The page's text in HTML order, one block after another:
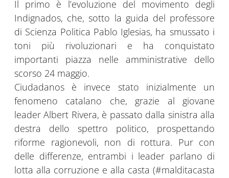
Il primo è l’evoluzione del movimento degli
Indignados, che, sotto la guida del professore
di Scienza Politica Pablo Iglesias, ha smussato i
toni più rivoluzionari e ha conquistato
importanti piazza nelle amministrative dello
scorso 24 maggio.
Ciudadanos è invece stato inizialmente un
fenomeno catalano che, grazie al giovane
leader Albert Rivera, è passato dalla sinistra alla
destra dello spettro politico, prospettando
riforme ragionevoli, non di rottura. Pur con
delle differenze, entrambi i leader parlano di
lotta alla corruzione e alla casta (#malditacasta